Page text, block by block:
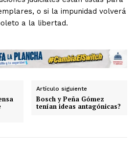
o si la impunidad volverá
a la libertad.
Artículo siguiente
Bosch y Peña Gómez
tenían ideas antagónicas?